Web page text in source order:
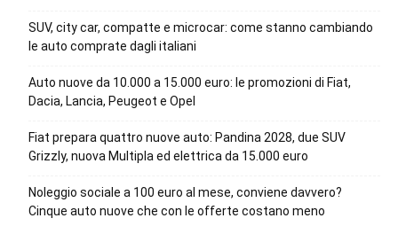
SUV, city car, compatte e microcar: come stanno cambiando
le auto comprate dagli italiani
Auto nuove da 10.000 a 15.000 euro: le promozioni di Fiat,
Dacia, Lancia, Peugeot e Opel
Fiat prepara quattro nuove auto: Pandina 2028, due SUV
Grizzly, nuova Multipla ed elettrica da 15.000 euro
Noleggio sociale a 100 euro al mese, conviene davvero?
Cinque auto nuove che con le offerte costano meno